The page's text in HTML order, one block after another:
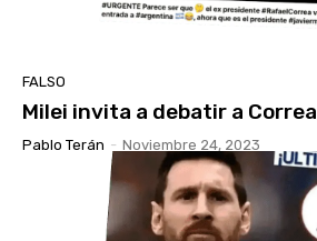
FALSO
Milei invita a debatir a Correa
Pablo Terán - Noviembre 24, 2023